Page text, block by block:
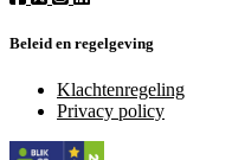
Beleid en regelgeving
Klachtenregeling
Privacy policy